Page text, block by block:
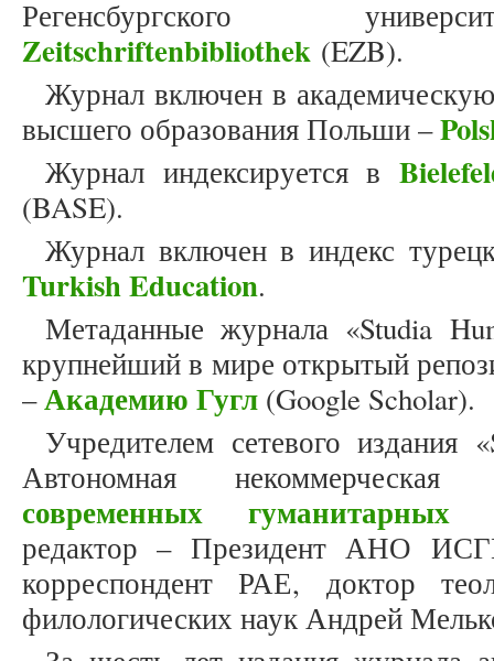
Регенсбургского
Zeitschriftenbibliothek (EZB).
Журнал включен в
высшего образования Польши –
Журнал индексируется в
(BASE).
Журнал включен в индекс
Turkish Education.
Метаданные журнала «Studia
крупнейший в мире открытый
–Академию Гугл (Google Scholar).
Учредителем сетевого издания
Автономная
современных гуманитарных
редактор – Президент АНО
корреспондент РАЕ, доктор
филологических наук Андрей